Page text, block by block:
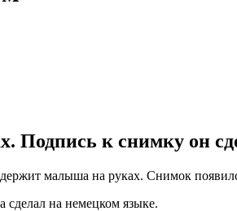
Подпись к снимку он
малыша на руках. Снимок
на немецком языке.